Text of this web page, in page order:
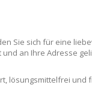
Sie sich für eine
an Ihre Adresse